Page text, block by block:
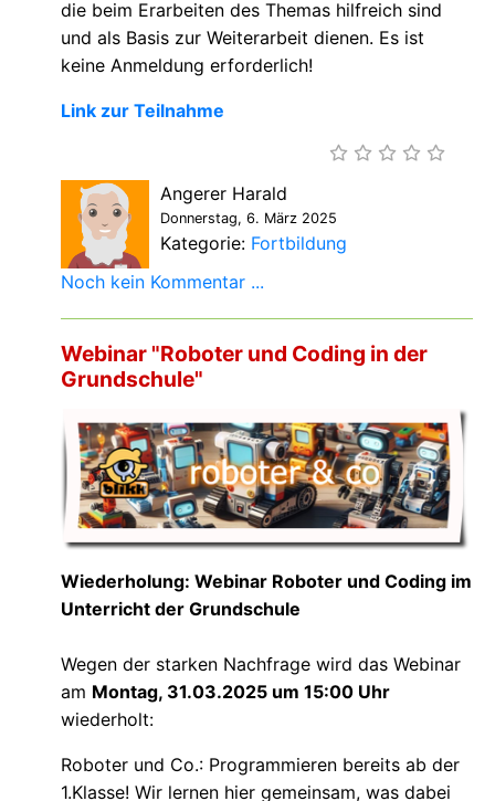
die beim Erarbeiten des Themas hilfreich sind
und als Basis zur Weiterarbeit dienen. Es ist
keine Anmeldung erforderlich!
Link zur Teilnahme
Angerer Harald
Donnerstag, 6. März 2025
Kategorie: Fortbildung
Noch kein Kommentar ...
Webinar "Roboter und Coding in der
Grundschule"
Wiederholung: Webinar Roboter und Coding im
Unterricht der Grundschule
Wegen der starken Nachfrage wird das Webinar
am Montag, 31.03.2025 um 15:00 Uhr
wiederholt:
Roboter und Co.: Programmieren bereits ab der
1.Klasse! Wir lernen hier gemeinsam, was dabei